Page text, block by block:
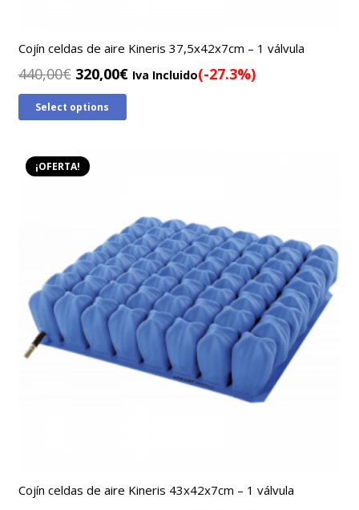
Cojín celdas de aire Kineris 37,5x42x7cm – 1 válvula
440,00€ El
precio
original
440,00€.
320,00€ElIva Incluido(-27.3%)
Select options
¡OFERTA!
Cojín celdas de aire Kineris 43x42x7cm – 1 válvula